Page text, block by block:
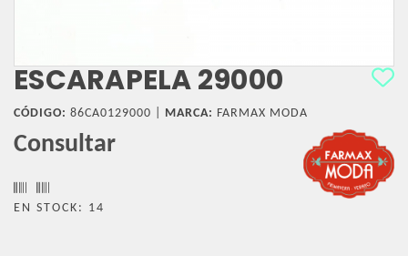
ESCARAPELA 29000
CÓDIGO: 86CA0129000 | MARCA: FARMAX MODA
Consultar
EN STOCK: 14